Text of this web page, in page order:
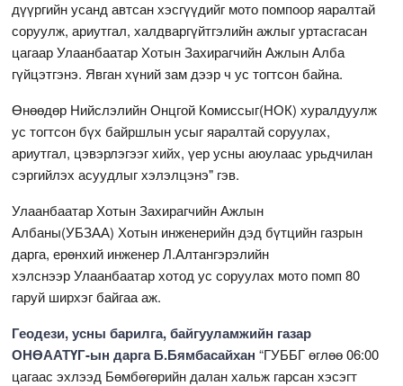
дүүргийн усанд автсан хэсгүүдийг мото помпоор яаралтай
соруулж, ариутгал, халдваргүйтгэлийн ажлыг уртасгасан
цагаар Улаанбаатар Хотын Захирагчийн Ажлын Алба
гүйцэтгэнэ. Явган хүний зам дээр ч ус тогтсон байна.
Өнөөдөр Нийслэлийн Онцгой Комиссыг(НОК) хуралдуулж
ус тогтсон бүх байршлын усыг яаралтай соруулах,
ариутгал, цэвэрлэгээг хийх, үер усны аюулаас урьдчилан
сэргийлэх асуудлыг хэлэлцэнэ" гэв.
Улаанбаатар Хотын Захирагчийн Ажлын
Албаны(УБЗАА) Хотын инженерийн дэд бүтцийн газрын
дарга, ерөнхий инженер Л.Алтангэрэлийн
хэлснээр Улаанбаатар хотод ус соруулах мото помп 80
гаруй ширхэг байгаа аж.
Геодези, усны барилга, байгууламжийн газар
ОНӨААТҮГ-ын дарга Б.Бямбасайхан “ГУББГ өглөө 06:00
цагаас эхлээд Бөмбөгөрийн далан хальж гарсан хэсэгт